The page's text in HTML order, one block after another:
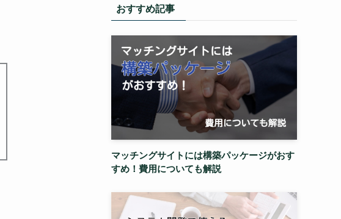
おすすめ記事
マッチングサイトには構築パッケージがおす
すめ！費用についても解説